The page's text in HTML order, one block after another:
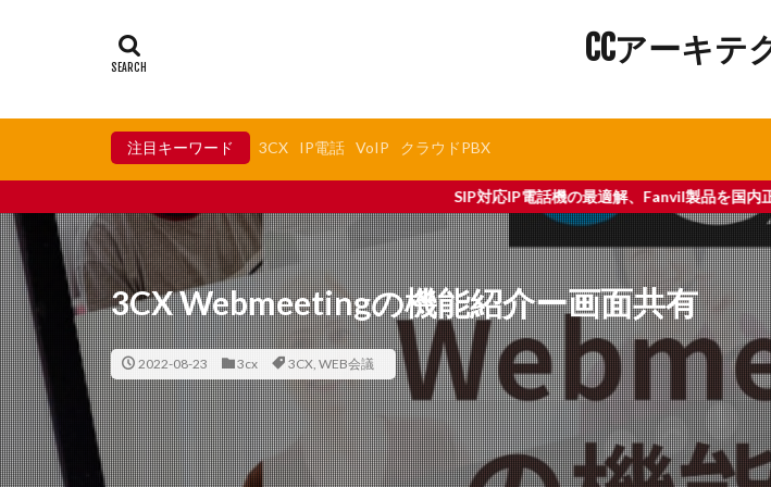
CCアーキテ
注目キーワード 3CX IP電話 VoIP クラウドPBX
SIP対応IP電話機の最適解、Fanvil製品を国内正規取扱中｜CCアーキテクト
3CX Webmeetingの機能紹介ー画面共有
2022-08-23 3cx 3CX, WEB会議